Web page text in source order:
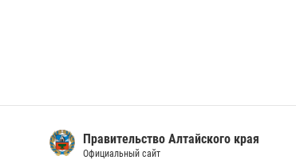
Правительство Алтайского края
Официальный сайт